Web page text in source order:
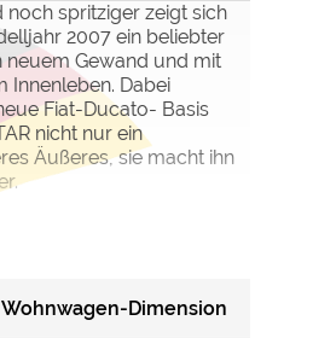
noch spritziger zeigt sich
2007 ein beliebter
neuem Gewand und mit
Innenleben. Dabei
Fiat-Ducato- Basis
nicht nur ein
Äußeres, sie macht ihn
Dimension